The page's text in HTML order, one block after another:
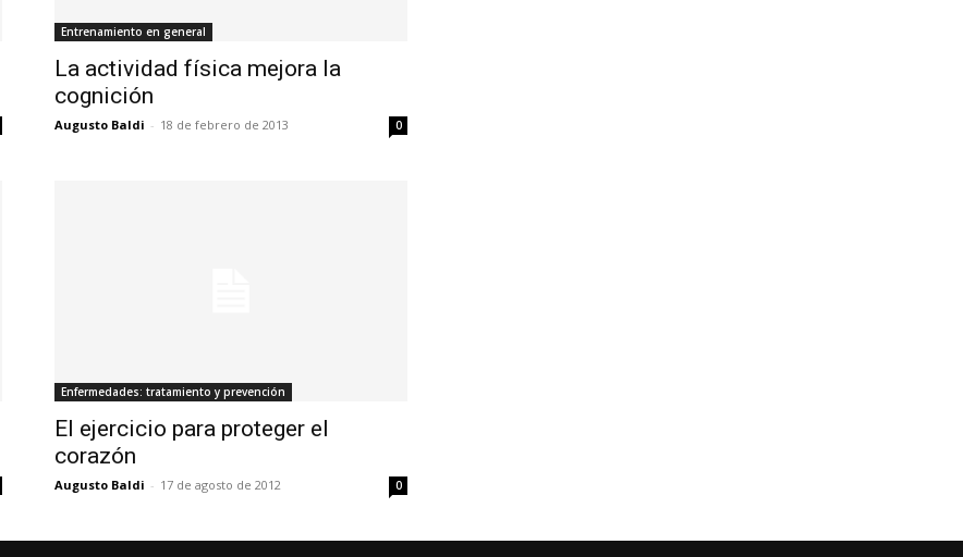
Entrenamiento en general
La actividad física mejora la
cognición
Augusto Baldi - 18 de febrero de 2013 0
Enfermedades: tratamiento y prevención
El ejercicio para proteger el
corazón
Augusto Baldi - 17 de agosto de 2012 0